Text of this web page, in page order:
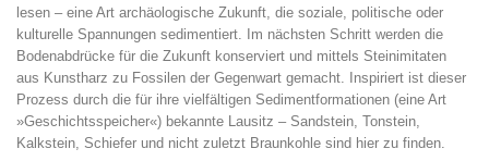
lesen – eine Art archäologische Zukunft, die soziale, politische oder
kulturelle Spannungen sedimentiert. Im nächsten Schritt werden die
Bodenabdrücke für die Zukunft konserviert und mittels Steinimitaten
aus Kunstharz zu Fossilen der Gegenwart gemacht. Inspiriert ist dieser
Prozess durch die für ihre vielfältigen Sedimentformationen (eine Art
»Geschichtsspeicher«) bekannte Lausitz – Sandstein, Tonstein,
Kalkstein, Schiefer und nicht zuletzt Braunkohle sind hier zu finden.